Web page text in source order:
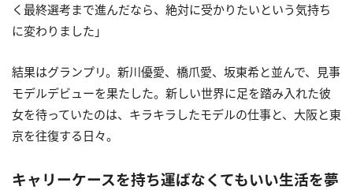
く最終選考まで進んだなら、絶対に受かりたいという気持ち
に変わりました」
結果はグランプリ。新川優愛、橋爪愛、坂東希と並んで、見事
モデルデビューを果たした。新しい世界に足を踏み入れた彼
女を待っていたのは、キラキラしたモデルの仕事と、大阪と東
京を往復する日々。
キャリーケースを持ち運ばなくてもいい生活を夢